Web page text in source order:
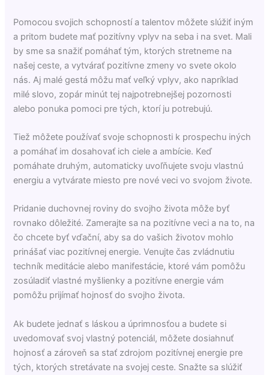
Pomocou svojich schopností a talentov môžete slúžiť iným
a pritom budete mať pozitívny vplyv na seba i na svet. Mali
by sme sa snažiť pomáhať tým, ktorých stretneme na
našej ceste, a vytvárať pozitívne zmeny vo svete okolo
nás. Aj malé gestá môžu mať veľký vplyv, ako napríklad
milé slovo, zopár minút tej najpotrebnejšej pozornosti
alebo ponuka pomoci pre tých, ktorí ju potrebujú.
Tiež môžete používať svoje schopnosti k prospechu iných
a pomáhať im dosahovať ich ciele a ambície. Keď
pomáhate druhým, automaticky uvoľňujete svoju vlastnú
energiu a vytvárate miesto pre nové veci vo svojom živote.
Pridanie duchovnej roviny do svojho života môže byť
rovnako dôležité. Zamerajte sa na pozitívne veci a na to, na
čo chcete byť vďační, aby sa do vašich životov mohlo
prinášať viac pozitívnej energie. Venujte čas zvládnutiu
techník meditácie alebo manifestácie, ktoré vám pomôžu
zosúladiť vlastné myšlienky a pozitívne energie vám
pomôžu prijímať hojnosť do svojho života.
Ak budete jednať s láskou a úprimnosťou a budete si
uvedomovať svoj vlastný potenciál, môžete dosiahnuť
hojnosť a zároveň sa stať zdrojom pozitívnej energie pre
tých, ktorých stretávate na svojej ceste. Snažte sa slúžiť